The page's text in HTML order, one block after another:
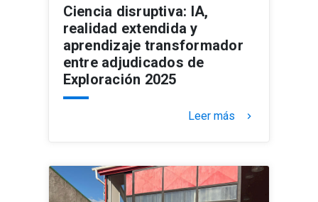
Ciencia disruptiva: IA,
realidad extendida y
aprendizaje transformador
entre adjudicados de
Exploración 2025
Leer más keyboard_arrow_right